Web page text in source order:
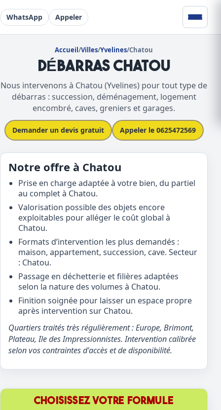
WhatsApp Appeler
Accueil/Villes/Yvelines/Chatou
DÉBARRAS CHATOU
Nous intervenons à Chatou (Yvelines) pour tout type de
débarras : succession, déménagement, logement
encombré, caves, greniers et garages.
Demander un devis gratuit Appeler le 0625472569
Notre offre à Chatou
Prise en charge adaptée à votre bien, du partiel
au complet à Chatou.
Valorisation possible des objets encore
exploitables pour alléger le coût global à
Chatou.
Formats d’intervention les plus demandés :
maison, appartement, succession, cave. Secteur
: Chatou.
Passage en déchetterie et filières adaptées
selon la nature des volumes à Chatou.
Finition soignée pour laisser un espace propre
après intervention sur Chatou.
Quartiers traités très régulièrement : Europe, Brimont,
Plateau, Ile des Impressionnistes. Intervention calibrée
selon vos contraintes d'accès et de disponibilité.
CHOISISSEZ VOTRE FORMULE